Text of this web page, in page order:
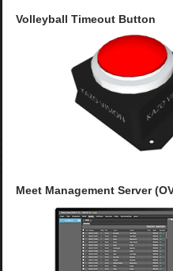
Volleyball Timeout Button
Meet Management Server